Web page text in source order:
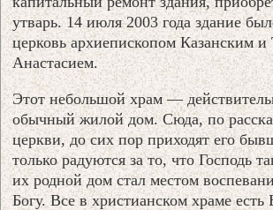
утварь. 14 июля 2003 года здание
церковь архиепископом Казанским и
Анастасием.
Этот небольшой храм —
обычный жилой дом. Сюда, по
церкви, до сих пор приходят его
только радуются за то, что Господь
их родной дом стал местом
Богу. Все в христианском храме есть